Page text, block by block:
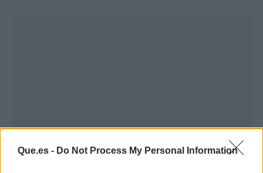
Que.es - Do Not Process My Personal Information